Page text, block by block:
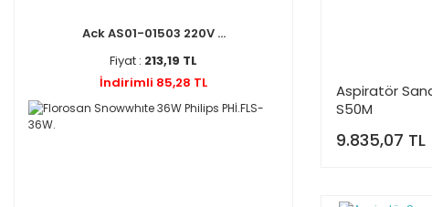
Ack AS01-01503 220V ...
Fiyat : 213,19 TL
İndirimli 85,28 TL
Aspiratör
S50M
9.835,07 TL